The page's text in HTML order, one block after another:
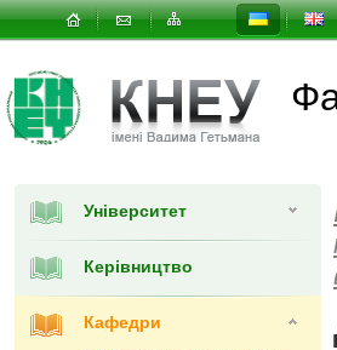
Університет
Керівництво
Кафедри